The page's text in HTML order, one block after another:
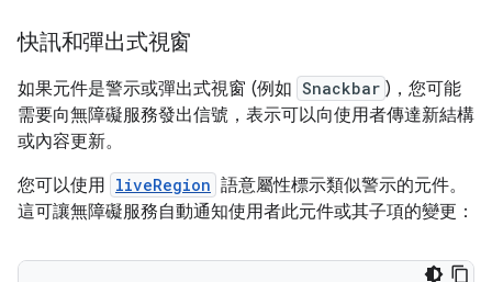
快訊和彈出式視窗
如果元件是警示或彈出式視窗 (例如 Snackbar )，您可能
需要向無障礙服務發出信號，表示可以向使用者傳達新結構
或內容更新。
您可以使用 liveRegion 語意屬性標示類似警示的元件。
這可讓無障礙服務自動通知使用者此元件或其子項的變更：